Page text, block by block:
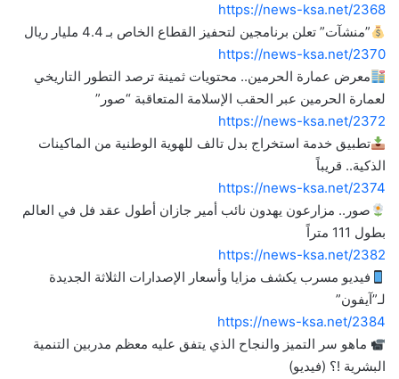
https://news-ksa.net/2368
”منشآت” تعلن برنامجين لتحفيز القطاع الخاص بـ 4.4 مليار ريال
https://news-ksa.net/2370
معرض عمارة الحرمين.. محتويات ثمينة ترصد التطور التاريخي
لعمارة الحرمين عبر الحقب الإسلامة المتعاقبة “صور”
https://news-ksa.net/2372
تطبيق خدمة استخراج بدل تالف للهوية الوطنية من الماكينات
الذكية.. قريباً
https://news-ksa.net/2374
صور.. مزارعون يهدون نائب أمير جازان أطول عقد فل في العالم
بطول 111 متراً
https://news-ksa.net/2382
فيديو مسرب يكشف مزايا وأسعار الإصدارات الثلاثة الجديدة
لـ”آيفون”
https://news-ksa.net/2384
ماهو سر التميز والنجاح الذي يتفق عليه معظم مدربين التنمية
البشرية !؟ (فيديو)